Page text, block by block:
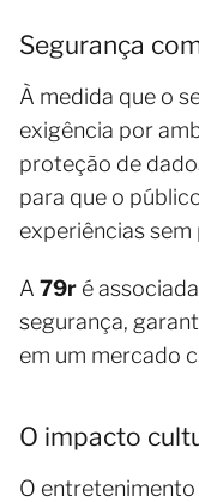
Segurança
À medida que o
exigência por
proteção de
para que o
experiências
A 79r é
segurança,
em um mercado
O impacto
O